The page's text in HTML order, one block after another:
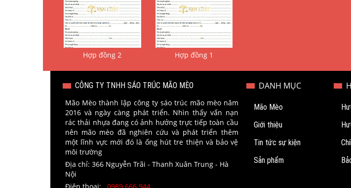
Hợp đồng 2 Hợp đồng 1
CÔNG TY TNHH SÁO TRÚC MÃO MÈO
Mão Mèo thành lập công ty sáo trúc mão mèo năm
2016 và ngày càng phát triển. Nhìn thấy vấn nạn
rác thải nhựa đang có ảnh hưởng trực tiếp toàn cầu
nên mão mèo đã nghiên cứu và phát triển thêm
một lĩnh vực mới đó là ống hút tre thiện và bảo vệ
môi trường
Địa chỉ: 366 Nguyễn Trãi - Thanh Xuân Trung - Hà
Nội
Điện thoại:
0989.666.944
DANH MỤC
Mão Mèo
Giới thiệu
Tin tức sự kiện
Sản phẩm